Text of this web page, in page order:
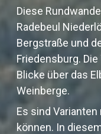
Diese
Radebeul
Bergstraße und
Friedensburg.
Blicke über das
Weinberge.
Es sind
können. In